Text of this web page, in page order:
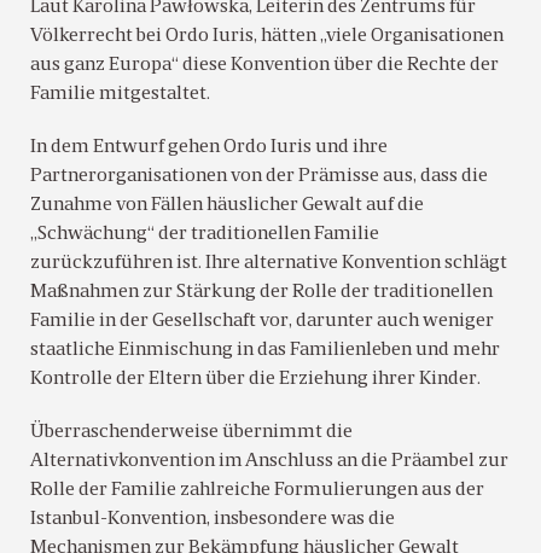
Laut Karolina Pawłowska, Leiterin des Zentrums für
Völkerrecht bei Ordo Iuris, hätten „viele Organisationen
aus ganz Europa“ diese Konvention über die Rechte der
Familie mitgestaltet.
In dem Entwurf gehen Ordo Iuris und ihre
Partnerorganisationen von der Prämisse aus, dass die
Zunahme von Fällen häuslicher Gewalt auf die
„Schwächung“ der traditionellen Familie
zurückzuführen ist. Ihre alternative Konvention schlägt
Maßnahmen zur Stärkung der Rolle der traditionellen
Familie in der Gesellschaft vor, darunter auch weniger
staatliche Einmischung in das Familienleben und mehr
Kontrolle der Eltern über die Erziehung ihrer Kinder.
Überraschenderweise übernimmt die
Alternativkonvention im Anschluss an die Präambel zur
Rolle der Familie zahlreiche Formulierungen aus der
Istanbul-Konvention, insbesondere was die
Mechanismen zur Bekämpfung häuslicher Gewalt